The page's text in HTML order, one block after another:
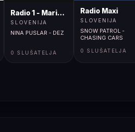
Radio 1 - Maribor (107.9MHz)
SLOVENIJA
NINA PUSLAR - DEZ
0 SLUŠATELJA
Radio Maxi
SLOVENIJA
SNOW PATROL -
CHASING CARS
0 SLUŠATELJA